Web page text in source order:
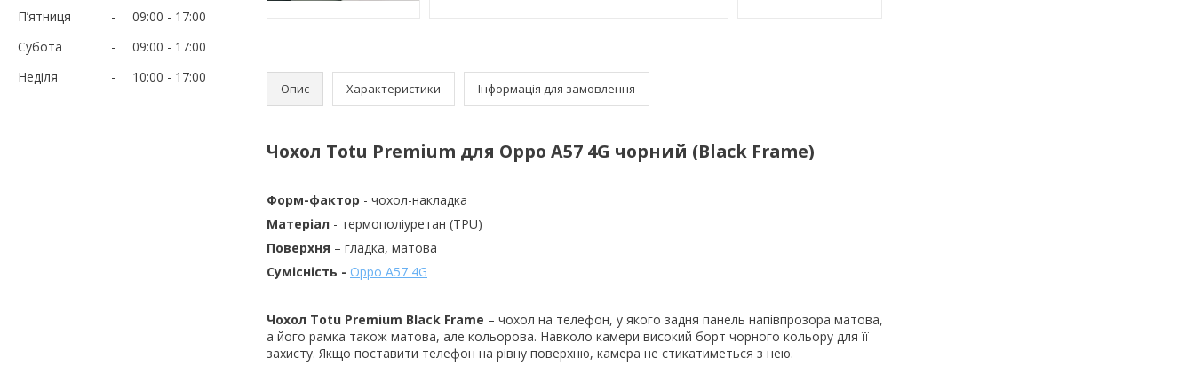
Пʼятниця
09:00
17:00
Субота
09:00
17:00
Неділя
10:00 17:00
Опис Характеристики Інформація для замовлення
Чохол Totu Premium для Oppo A57 4G чорний (Black Frame)
Форм-фактор - чохол-накладка
Матеріал - термополіуретан (TPU)
Поверхня – гладка, матова
Сумісність - Oppo A57 4G
Чохол Totu Premium Black Frame – чохол на телефон, у якого задня панель напівпрозора матова,
а його рамка також матова, але кольорова. Навколо камери високий борт чорного кольору для її
захисту. Якщо поставити телефон на рівну поверхню, камера не стикатиметься з нею.